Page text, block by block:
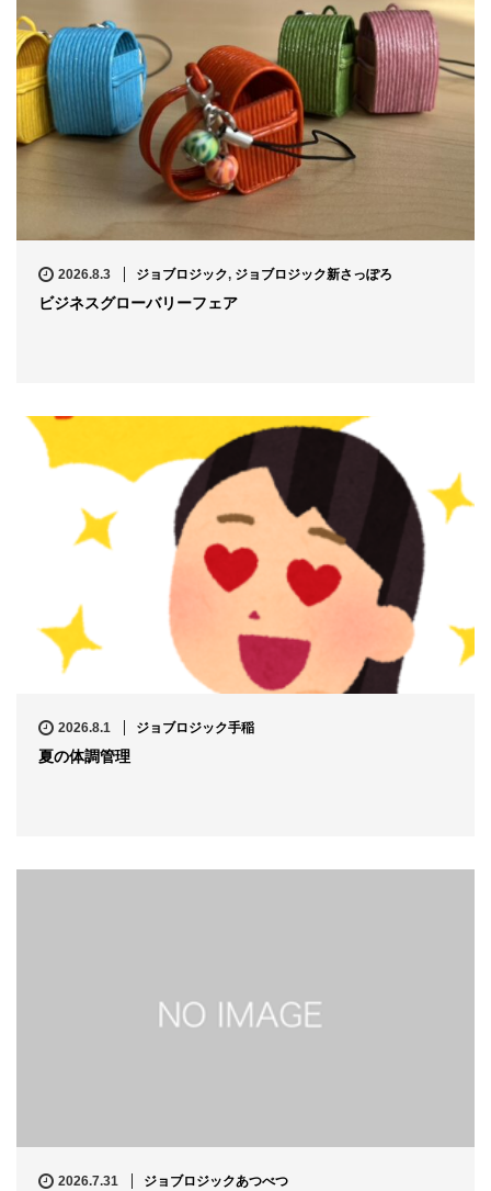
2026.8.3 ジョブロジック, ジョブロジック新さっぽろ
ビジネスグローバリーフェア
2026.8.1 ジョブロジック手稲
夏の体調管理
2026.7.31 ジョブロジックあつべつ